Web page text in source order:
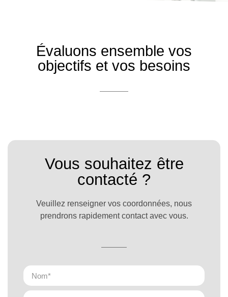
Évaluons ensemble vos
objectifs et vos besoins
Vous souhaitez être
contacté ?
Veuillez renseigner vos coordonnées, nous
prendrons rapidement contact avec vous.